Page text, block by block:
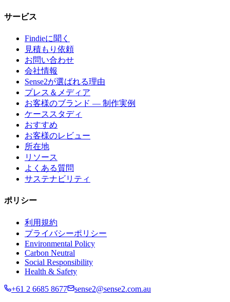
サービス
Findieに聞く
見積もり依頼
お問い合わせ
会社情報
Sense2が選ばれる理由
プレス＆メディア
お客様のブランド — 制作実例
ケーススタディ
おすすめ
お客様のレビュー
所在地
リソース
よくある質問
サステナビリティ
ポリシー
利用規約
プライバシーポリシー
Environmental Policy
Carbon Neutral
Social Responsibility
Health & Safety
+61 2 6685 8677
sense2@sense2.com.au